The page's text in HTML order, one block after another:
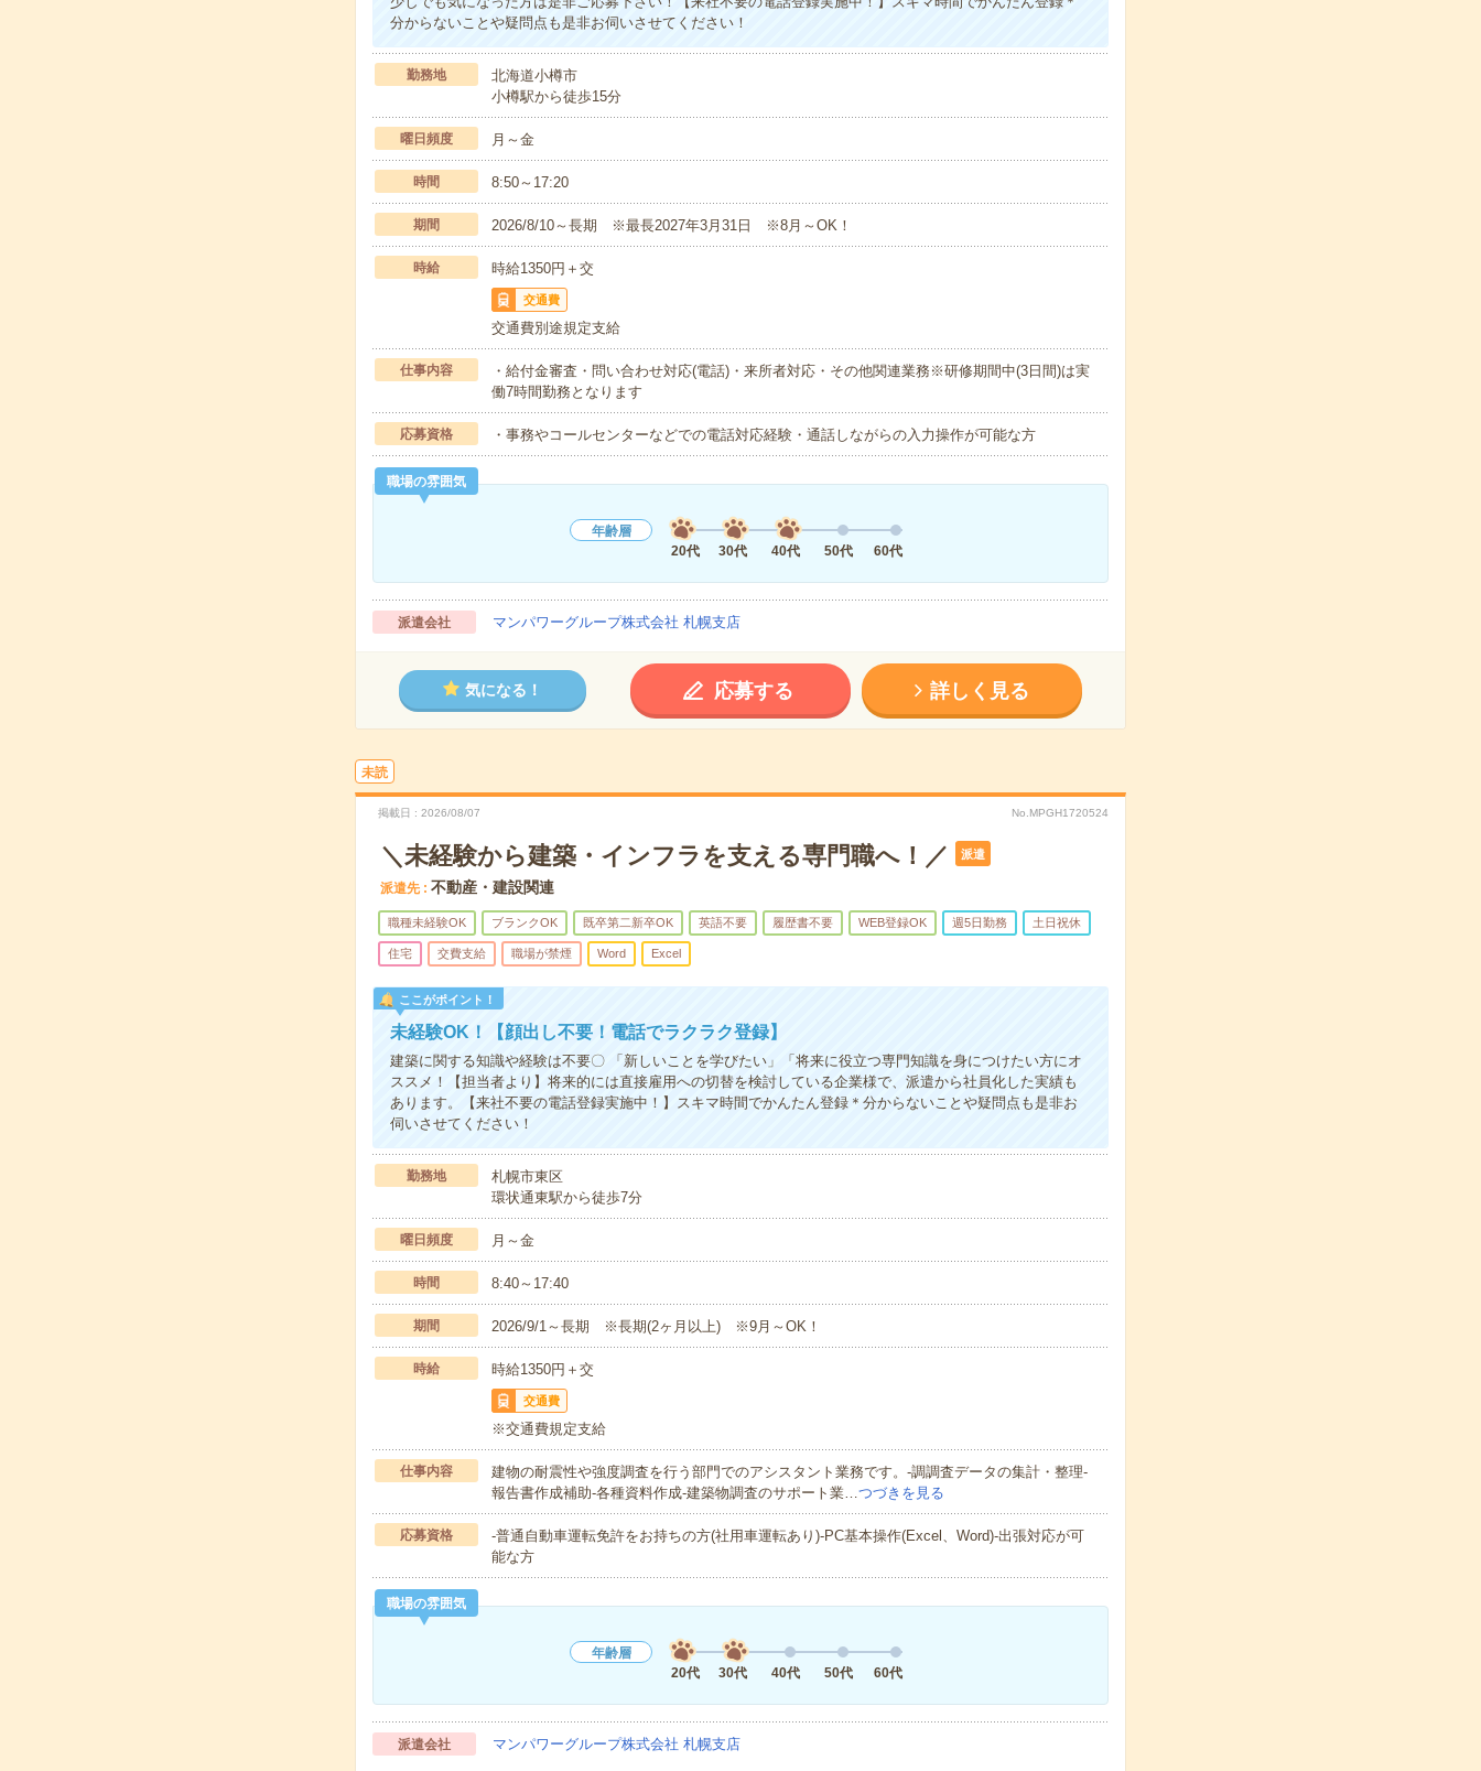
分からないことや疑問点も是非お伺いさせてください！
勤務地
北海道小樽市
小樽駅から徒歩15分
曜日頻度 月～金
時間 8:50～17:20
期間 2026/8/10～長期 ※最長2027年3月31日 ※8月～OK！
時給 時給1350円＋交
交通費
交通費別途規定支給
仕事内容
・給付金審査・問い合わせ対応(電話)・来所者対応・その他関連業務※研修期間中(3日間)は実
働7時間勤務となります
応募資格 ・事務やコールセンターなどでの電話対応経験・通話しながらの入力操作が可能な方
職場の雰囲気
年齢層
20代
30代 40代 50代 60代
派遣会社 マンパワーグループ株式会社 札幌支店
気になる！ 応募する 詳しく見る
未読
掲載日 2026/08/07 No.MPGH1720524
＼未経験から建築・インフラを支える専門職へ！／ 派遣
派遣先 不動産・建設関連
職種未経験OK ブランクOK 既卒第二新卒OK 英語不要 履歴書不要 WEB登録OK 週5日勤務 土日祝休
住宅 交費支給 職場が禁煙 Word Excel
ここがポイント！
未経験OK！【顔出し不要！電話でラクラク登録】
建築に関する知識や経験は不要〇 「新しいことを学びたい」「将来に役立つ専門知識を身につけたい方にオ
ススメ！【担当者より】将来的には直接雇用への切替を検討している企業様で、派遣から社員化した実績も
あります。【来社不要の電話登録実施中！】スキマ時間でかんたん登録＊分からないことや疑問点も是非お
伺いさせてください！
勤務地
札幌市東区
環状通東駅から徒歩7分
曜日頻度 月～金
時間 8:40～17:40
期間 2026/9/1～長期 ※長期(2ヶ月以上) ※9月～OK！
時給 時給1350円＋交
交通費
※交通費規定支給
仕事内容
建物の耐震性や強度調査を行う部門でのアシスタント業務です。-調調査データの集計・整理-
報告書作成補助-各種資料作成-建築物調査のサポート業…つづきを見る
応募資格
-普通自動車運転免許をお持ちの方(社用車運転あり)-PC基本操作(Excel、Word)-出張対応が可
能な方
職場の雰囲気
年齢層
20代
30代 40代 50代 60代
派遣会社 マンパワーグループ株式会社 札幌支店